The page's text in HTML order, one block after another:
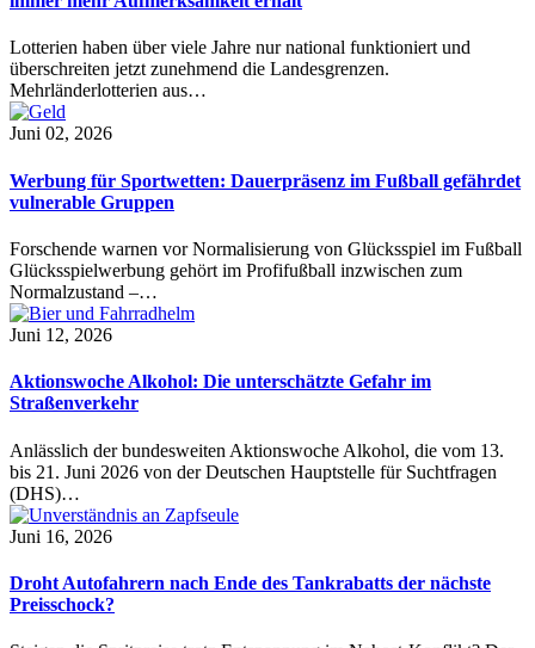
Lotterien haben über viele Jahre nur national funktioniert und
überschreiten jetzt zunehmend die Landesgrenzen.
Mehrländerlotterien aus…
Juni 02, 2026
Werbung für Sportwetten: Dauerpräsenz im Fußball gefährdet
vulnerable Gruppen
Forschende warnen vor Normalisierung von Glücksspiel im Fußball
Glücksspielwerbung gehört im Profifußball inzwischen zum
Normalzustand –…
Juni 12, 2026
Aktionswoche Alkohol: Die unterschätzte Gefahr im
Straßenverkehr
Anlässlich der bundesweiten Aktionswoche Alkohol, die vom 13.
bis 21. Juni 2026 von der Deutschen Hauptstelle für Suchtfragen
(DHS)…
Juni 16, 2026
Droht Autofahrern nach Ende des Tankrabatts der nächste
Preisschock?